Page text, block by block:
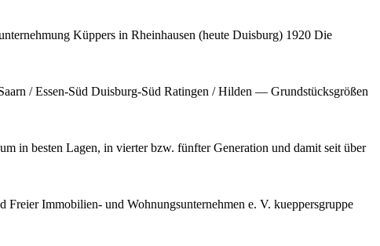
Küppers in Rheinhausen (heute Duisburg) 1920 Die
/ Essen-Süd Duisburg-Süd Ratingen / Hilden — Grundstücksgrößen
in besten Lagen, in vierter bzw. fünfter Generation und damit seit über
Immobilien- und Wohnungsunternehmen e. V. kueppersgruppe